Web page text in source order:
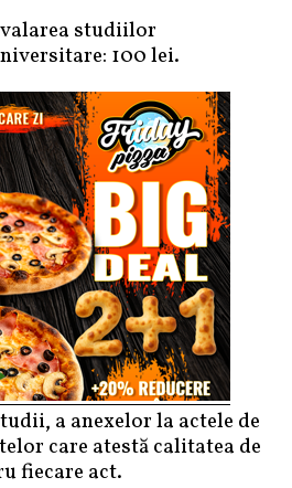
studiilor
100 lei.
a anexelor la actele de
care atestă calitatea de
fiecare act.